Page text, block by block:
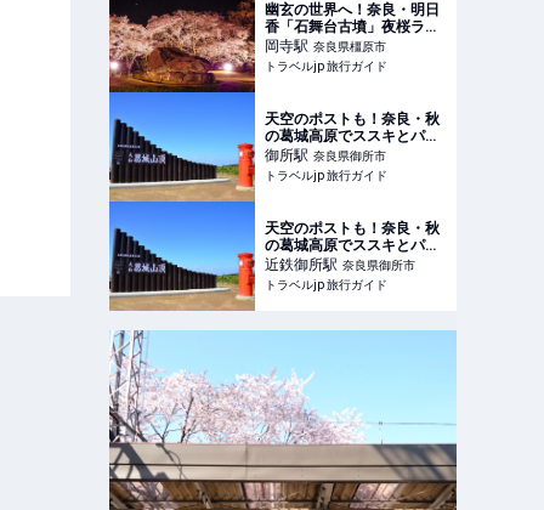
幽玄の世界へ！奈良・明日
香「石舞台古墳」夜桜ライ
トアップ | 奈良県 | トラベル
jp 旅行ガイド
岡寺駅 奈良県橿原市
トラベルjp 旅行ガイド
天空のポストも！奈良・秋
の葛城高原でススキとパノ
ラマを満喫 | 奈良県 | トラベ
ルjp 旅行ガイド
御所駅 奈良県御所市
トラベルjp 旅行ガイド
天空のポストも！奈良・秋
の葛城高原でススキとパノ
ラマを満喫 | 奈良県 | トラベ
ルjp 旅行ガイド
近鉄御所駅 奈良県御所市
トラベルjp 旅行ガイド